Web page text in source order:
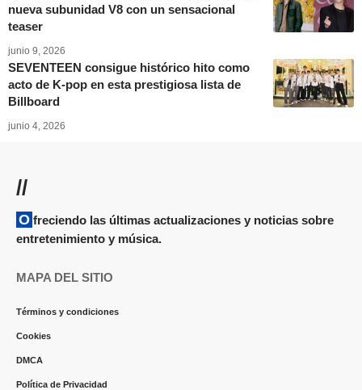
nueva subunidad V8 con un sensacional
teaser
junio 9, 2026
SEVENTEEN consigue histórico hito como
acto de K-pop en esta prestigiosa lista de
Billboard
junio 4, 2026
//
Ofreciendo las últimas actualizaciones y noticias sobre
entretenimiento y música.
MAPA DEL SITIO
Términos y condiciones
Cookies
DMCA
Política de Privacidad